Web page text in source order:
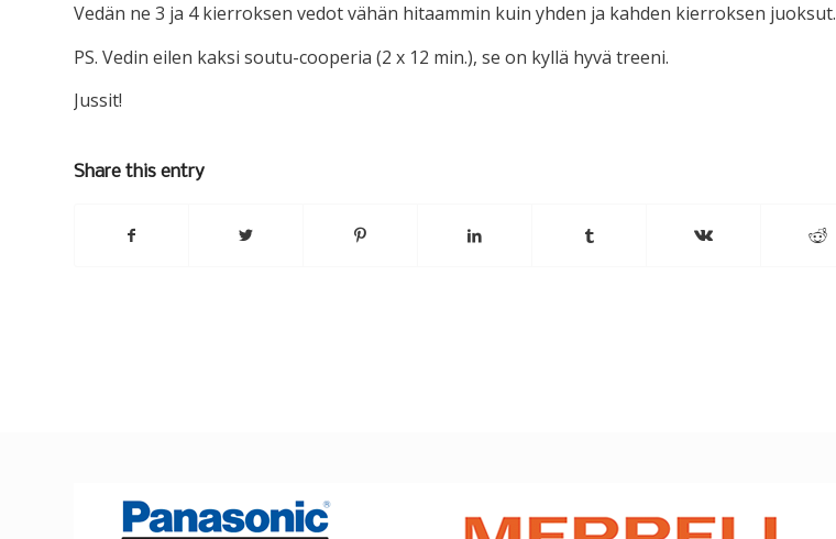
Vedän ne 3 ja 4 kierroksen vedot vähän hitaammin kuin yhden ja kahden kierroksen juoksut.
PS. Vedin eilen kaksi soutu-cooperia (2 x 12 min.), se on kyllä hyvä treeni.
Jussit!
Share this entry